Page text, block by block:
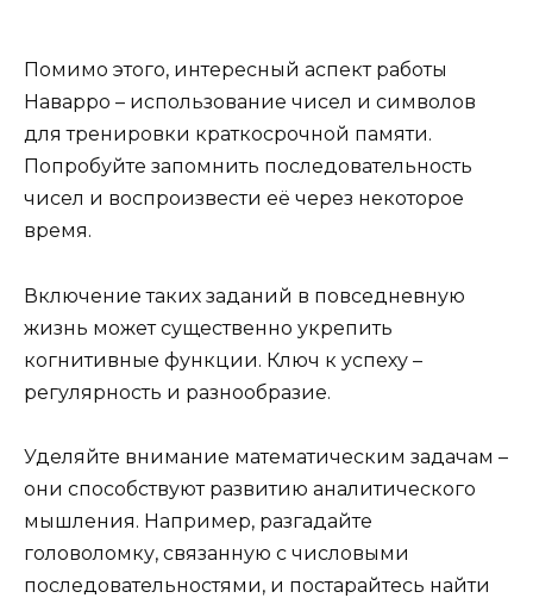
Помимо этого, интересный аспект работы
Наварро – использование чисел и символов
для тренировки краткосрочной памяти.
Попробуйте запомнить последовательность
чисел и воспроизвести её через некоторое
время.
Включение таких заданий в повседневную
жизнь может существенно укрепить
когнитивные функции. Ключ к успеху –
регулярность и разнообразие.
Уделяйте внимание математическим задачам –
они способствуют развитию аналитического
мышления. Например, разгадайте
головоломку, связанную с числовыми
последовательностями, и постарайтесь найти